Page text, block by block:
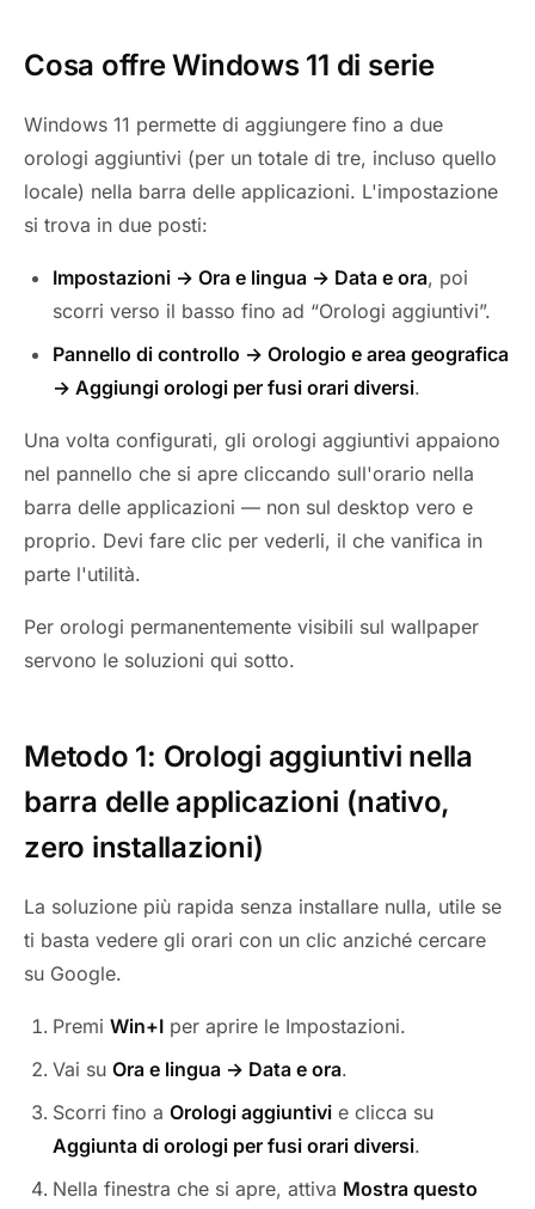
Cosa offre Windows 11 di serie
Windows 11 permette di aggiungere fino a due
orologi aggiuntivi (per un totale di tre, incluso quello
locale) nella barra delle applicazioni. L'impostazione
si trova in due posti:
Impostazioni → Ora e lingua → Data e ora, poi
scorri verso il basso fino ad “Orologi aggiuntivi”.
Pannello di controllo → Orologio e area geografica
→ Aggiungi orologi per fusi orari diversi.
Una volta configurati, gli orologi aggiuntivi appaiono
nel pannello che si apre cliccando sull'orario nella
barra delle applicazioni — non sul desktop vero e
proprio. Devi fare clic per vederli, il che vanifica in
parte l'utilità.
Per orologi permanentemente visibili sul wallpaper
servono le soluzioni qui sotto.
Metodo 1: Orologi aggiuntivi nella
barra delle applicazioni (nativo,
zero installazioni)
La soluzione più rapida senza installare nulla, utile se
ti basta vedere gli orari con un clic anziché cercare
su Google.
Premi Win+I per aprire le Impostazioni.
Vai su Ora e lingua → Data e ora.
Scorri fino a Orologi aggiuntivi e clicca su
Aggiunta di orologi per fusi orari diversi.
Nella finestra che si apre, attiva Mostra questo